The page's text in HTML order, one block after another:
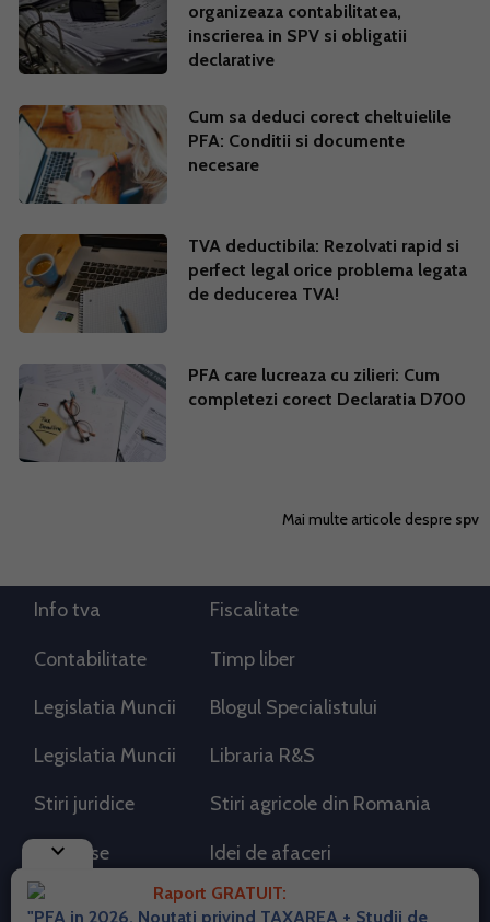
organizeaza contabilitatea,
inscrierea in SPV si obligatii
declarative
Cum sa deduci corect cheltuielile
PFA: Conditii si documente
necesare
TVA deductibila: Rezolvati rapid si
perfect legal orice problema legata
de deducerea TVA!
PFA care lucreaza cu zilieri: Cum
completezi corect Declaratia D700
Mai multe articole despre spv
keyboard_arrow_down
Raport GRATUIT:
"PFA in 2026. Noutati privind TAXAREA + Studii de
Info tva Fiscalitate
Contabilitate Timp liber
Legislatia Muncii Blogul Specialistului
Legislatia Muncii Libraria R&S
Stiri juridice Stiri agricole din Romania
AdSense Idei de afaceri